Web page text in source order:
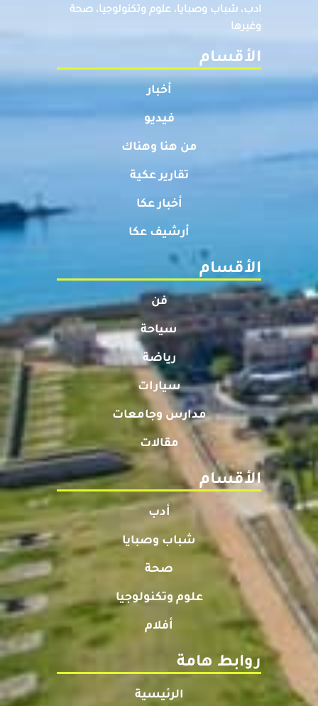
ادب، شباب وصبايا، علوم وتكنولوجيا، صحة
وغيرها
الأقسام
أخبار
فيديو
من هنا وهناك
تقارير عكية
أخبار عكا
أرشيف عكا
الأقسام
فن
سياحة
رياضة
سيارات
مدارس وجامعات
مقالات
الأقسام
أدب
شباب وصبايا
صحة
علوم وتكنولوجيا
أفلام
روابط هامة
الرئيسية